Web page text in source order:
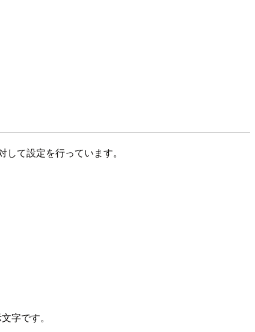
て設定を行っています。
字です。